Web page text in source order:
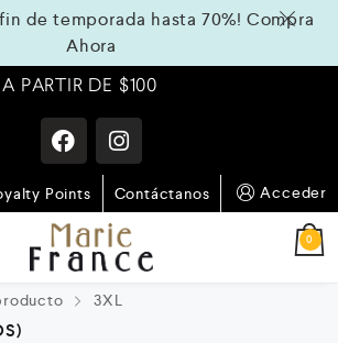
de temporada hasta 70%! Compra
Ahora
PARTIR DE $100
Points Contáctanos Acceder
0
3XL